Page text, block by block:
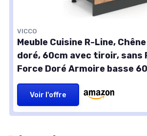
VICCO
Meuble Cuisine R-Line,
doré, 60cm avec tiroir, sans
Force Doré Armoire basse
Voir l'offre